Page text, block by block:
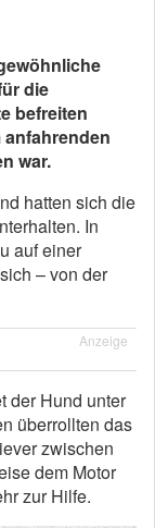
die
befreiten
anfahrenden
war.
hatten sich die
In
auf einer
– von der
Anzeige
der Hund unter
überrollten das
zwischen
dem Motor
zur Hilfe.